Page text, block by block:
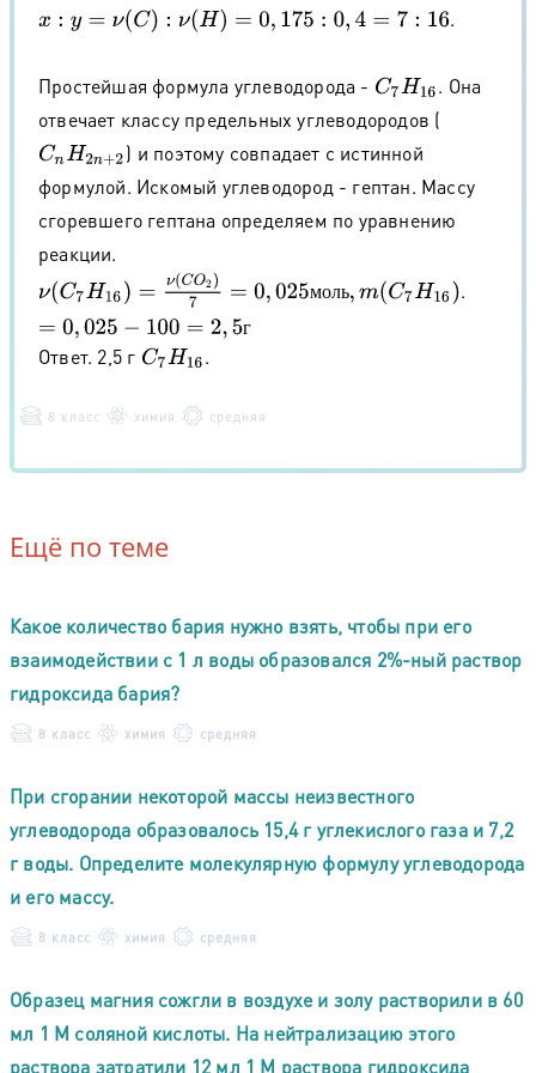
x: y =ν( C): ν(H)=0 ,175:0,4 7: 16 .
Простейшая формула углеводорода - C7H16 . Она
отвечает классу предельных углеводородов (
CnH2n+2 ) и поэтому совпадает с истинной
формулой. Искомый углеводород - гептан. Массу
сгоревшего гептана определяем по уравнению
реакции.
моль
г
ν(C7H 16 ν CO 2)7=0,025м ол ь,m(C7H16)=0,025−100.
Ответ. 2,5 г C7H16 .
8 класс химия средняя
Ещё по теме
Какое количество бария нужно взять, чтобы при его
взаимодействии с 1 л воды образовался 2%-ный раствор
гидроксида бария?
8 класс химия средняя
При сгорании некоторой массы неизвестного
углеводорода образовалось 15,4 г углекислого газа и 7,2
г воды. Определите молекулярную формулу углеводорода
и его массу.
8 класс химия средняя
Образец магния сожгли в воздухе и золу растворили в 60
мл 1 М соляной кислоты. На нейтрализацию этого
раствора затратили 12 мл 1 М раствора гидроксида